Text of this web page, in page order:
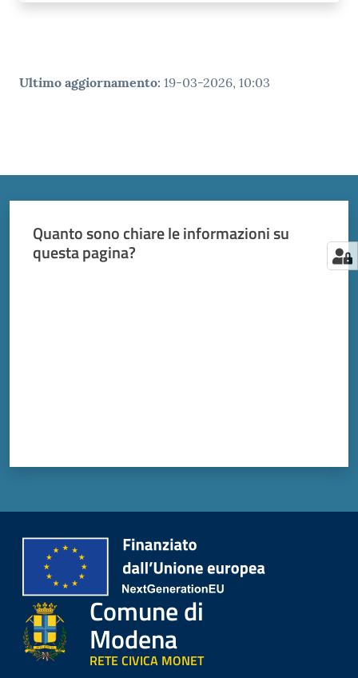
Ultimo aggiornamento: 19-03-2026, 10:03
Quanto sono chiare le informazioni su
questa pagina?
Comune di
Modena
RETE CIVICA MONET